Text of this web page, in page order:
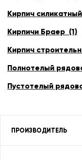
Кирпич
Кирпичи Браер (1)
Кирпич
Полнотелый
Пустотелый
ПРОИЗВОДИТЕЛЬ